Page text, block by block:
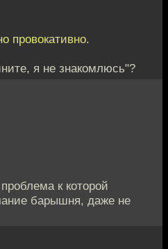
провокативно.
я не знакомлюсь"?
к которой
барышня, даже не